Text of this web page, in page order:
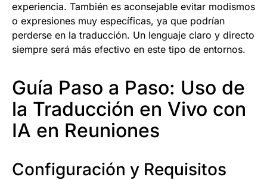
experiencia. También es aconsejable evitar modismos
o expresiones muy específicas, ya que podrían
perderse en la traducción. Un lenguaje claro y directo
siempre será más efectivo en este tipo de entornos.
Guía Paso a Paso: Uso de
la Traducción en Vivo con
IA en Reuniones
Configuración y Requisitos